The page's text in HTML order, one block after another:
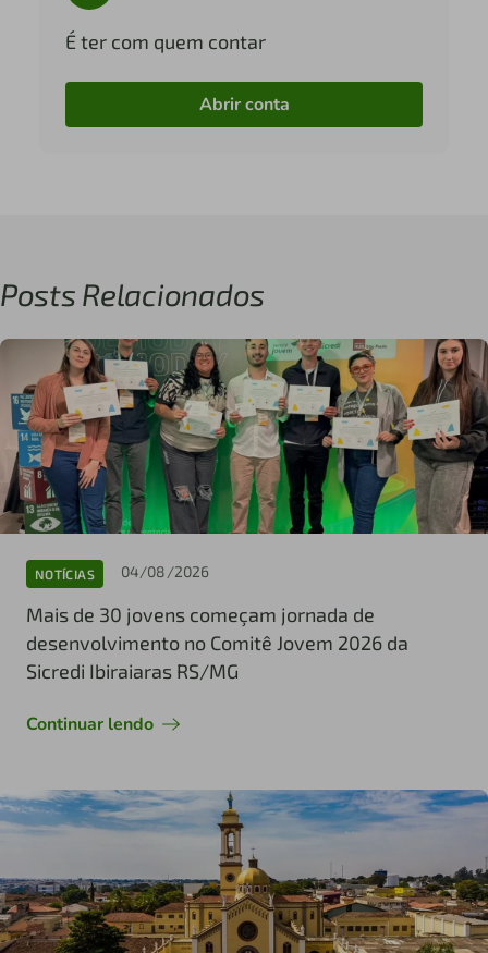
É ter com quem contar
Abrir conta
Posts Relacionados
NOTÍCIAS 04/08/2026
Mais de 30 jovens começam jornada de
desenvolvimento no Comitê Jovem 2026 da
Sicredi Ibiraiaras RS/MG
Continuar lendo